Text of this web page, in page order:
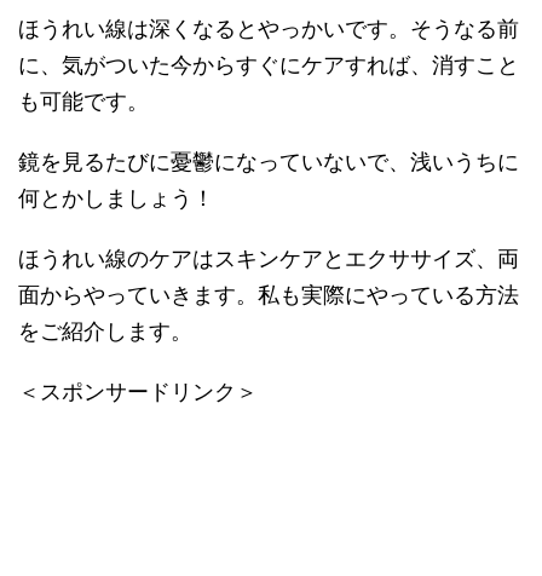
ほうれい線は深くなるとやっかいです。そうなる前
に、気がついた今からすぐにケアすれば、消すこと
も可能です。
鏡を見るたびに憂鬱になっていないで、浅いうちに
何とかしましょう！
ほうれい線のケアはスキンケアとエクササイズ、両
面からやっていきます。私も実際にやっている方法
をご紹介します。
＜スポンサードリンク＞